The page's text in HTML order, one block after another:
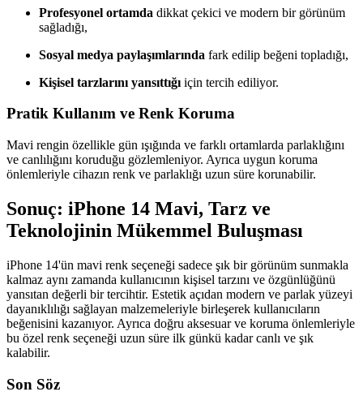
Profesyonel ortamda dikkat çekici ve modern bir görünüm
sağladığı,
Sosyal medya paylaşımlarında fark edilip beğeni topladığı,
Kişisel tarzlarını yansıttığı için tercih ediliyor.
Pratik Kullanım ve Renk Koruma
Mavi rengin özellikle gün ışığında ve farklı ortamlarda parlaklığını
ve canlılığını koruduğu gözlemleniyor. Ayrıca uygun koruma
önlemleriyle cihazın renk ve parlaklığı uzun süre korunabilir.
Sonuç: iPhone 14 Mavi, Tarz ve
Teknolojinin Mükemmel Buluşması
iPhone 14'ün mavi renk seçeneği sadece şık bir görünüm sunmakla
kalmaz aynı zamanda kullanıcının kişisel tarzını ve özgünlüğünü
yansıtan değerli bir tercihtir. Estetik açıdan modern ve parlak yüzeyi
dayanıklılığı sağlayan malzemeleriyle birleşerek kullanıcıların
beğenisini kazanıyor. Ayrıca doğru aksesuar ve koruma önlemleriyle
bu özel renk seçeneği uzun süre ilk günkü kadar canlı ve şık
kalabilir.
Son Söz